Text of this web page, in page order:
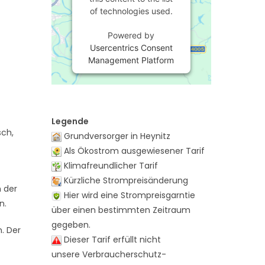
der
Der
of technologies used.
Powered by
Usercentrics Consent
Management Platform
Legende
Grundversorger in Heynitz
Als Ökostrom ausgewiesener Tarif
Klimafreundlicher Tarif
Kürzliche Strompreisänderung
Hier wird eine Strompreisgarntie
über einen bestimmten Zeitraum
gegeben.
Dieser Tarif erfüllt nicht
unsere Verbraucherschutz-